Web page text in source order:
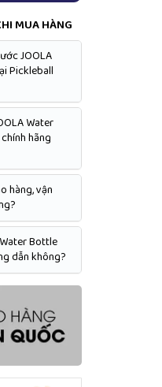
MUA HÀNG
JOOLA
Pickleball
Water
hãng
hàng, vận
Bottle
dẫn không?